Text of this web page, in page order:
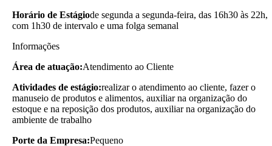
Horário de Estágiode segunda a segunda-feira, das 16h30 às 22h,
com 1h30 de intervalo e uma folga semanal
Informações
Área de atuação:Atendimento ao Cliente
Atividades de estágio:realizar o atendimento ao cliente, fazer o
manuseio de produtos e alimentos, auxiliar na organização do
estoque e na reposição dos produtos, auxiliar na organização do
ambiente de trabalho
Porte da Empresa:Pequeno